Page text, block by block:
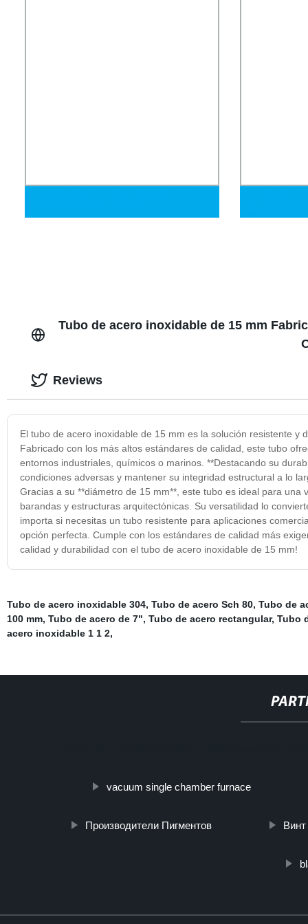
Tubo de acero inoxidable de 15 mm
El tubo de acero inoxidable de 15 mm es la solución resistente
Fabricado con los más altos estándares de calidad, este tubo
entornos industriales, químicos o marinos. **Destacando su
condiciones adversas y mantener su integridad estructural a lo
Gracias a su **diámetro de 15 mm**, este tubo es ideal para
barandas y estructuras arquitectónicas. Su versatilidad lo
importa si necesitas un tubo resistente para aplicaciones
opción perfecta. Cumple con los estándares de calidad más
calidad y durabilidad con el tubo de acero inoxidable de 15 mm!
Reviews
Tubo de acero inoxidable 304, Tubo de acero Sch 80, Tubo de
100 mm, Tubo de acero de 7", Tubo de acero rectangular, Tubo
acero inoxidable 1 1 2,
vacuum single chamber furnace
Производители Пигментов